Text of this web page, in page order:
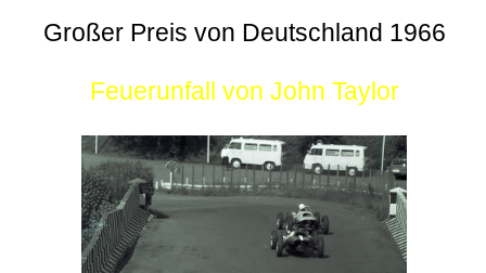
Großer Preis von Deutschland 1966
Feuerunfall von John Taylor